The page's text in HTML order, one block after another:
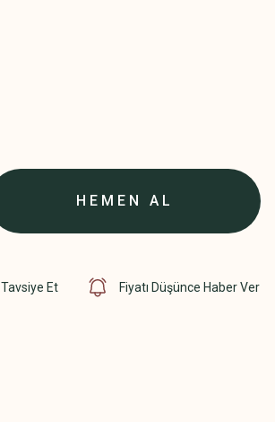
HEMEN AL
Tavsiye Et Fiyatı Düşünce Haber Ver